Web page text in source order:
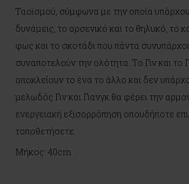
Ταοϊσμού, σύμφωνα με την οποία
δυνάμεις, το αρσενικό και το θηλυκό, το
φως και το σκοτάδι που πάντα
συναποτελούν την ολότητα. Το Γιν και το
αποκλείουν το ένα το άλλο και δεν
μελωδός Γιν και Γιανγκ θα φέρει την
ενεργειακή εξισορρόπηση οπουδήποτε
τοποθετήσετε.
Μήκος: 40cm